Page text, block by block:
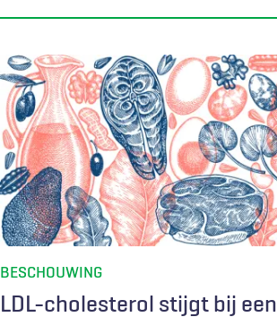
LDL-cholesterol stijgt bij een
BESCHOUWING